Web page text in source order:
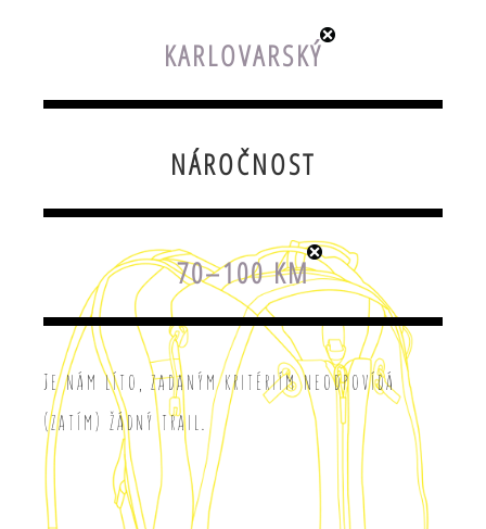
KARLOVARSKÝ
NÁROČNOST
70–100 KM
Je nám líto, zadaným kritériím neodpovídá
(zatím) žádný trail.